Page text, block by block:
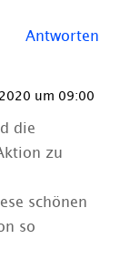
Antworten
um 09:00
die
zu
schönen
so